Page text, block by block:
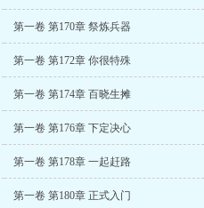
第一卷 第170章 祭炼兵器
第一卷 第172章 你很特殊
第一卷 第174章 百晓生摊
第一卷 第176章 下定决心
第一卷 第178章 一起赶路
第一卷 第180章 正式入门